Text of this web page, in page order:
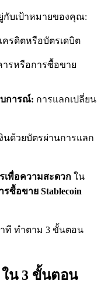
ถึงข้อมูลการค้า ฯลฯ
กับเป้าหมายของคุณ:
ครดิตหรือบัตรเดบิต
ารหรือการซื้อขาย
การณ์: การแลกเปลี่ยน
นด้วยบัตรผ่านการแลก
เพื่อความสะดวก ใน
รซื้อขาย Stablecoin
าที ทำตาม 3 ขั้นตอน
ใน 3 ขั้นตอน